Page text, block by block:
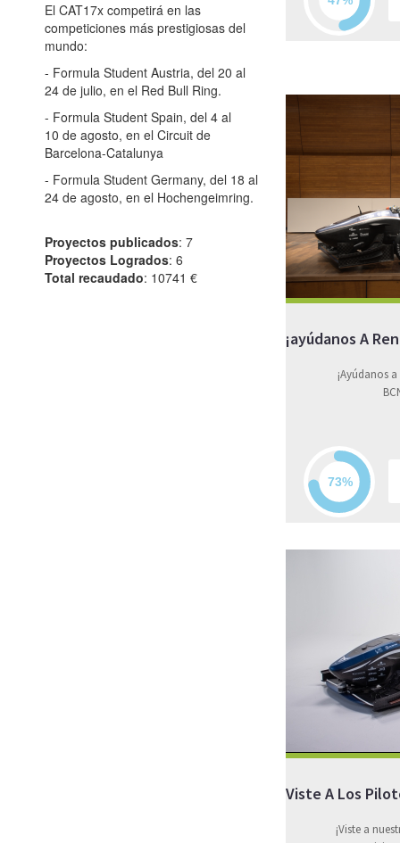
El CAT17x competirá en las
competiciones más prestigiosas del
mundo:
- Formula Student Austria, del 20 al
24 de julio, en el Red Bull Ring.
- Formula Student Spain, del 4 al
10 de agosto, en el Circuit de
Barcelona-Catalunya
- Formula Student Germany, del 18 al
24 de agosto, en el Hochengeimring.
Proyectos publicados: 7
Proyectos Logrados: 6
Total recaudado: 10741 €
¡ayúdanos A
¡Ayúdanos
Viste A Los
¡Viste a